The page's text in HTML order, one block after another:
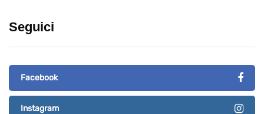
Seguici
Facebook
Instagram